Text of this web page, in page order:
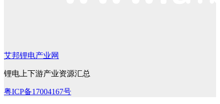
艾邦锂电产业网
锂电上下游产业资源汇总
粤ICP备17004167号